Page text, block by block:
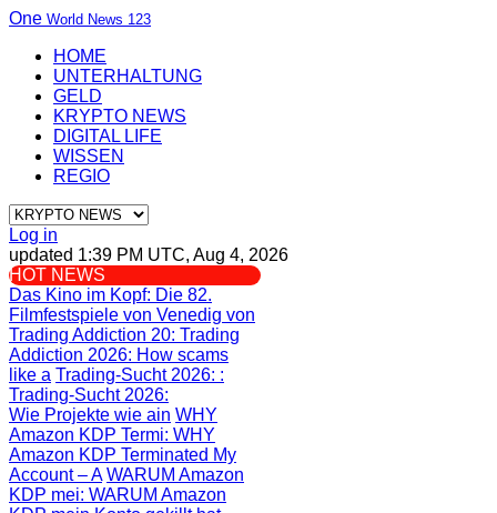
One World News 123
HOME
UNTERHALTUNG
GELD
KRYPTO NEWS
DIGITAL LIFE
WISSEN
REGIO
Log in
updated 1:39 PM UTC, Aug 4, 2026
HOT NEWS
Das Kino im Kopf: Die 82.
Filmfestspiele von Venedig von
Trading Addiction 20: Trading
Addiction 2026: How scams
like a Trading-Sucht 2026: :
Trading-Sucht 2026:
Wie Projekte wie ain WHY
Amazon KDP Termi: WHY
Amazon KDP Terminated My
Account – A WARUM Amazon
KDP mei: WARUM Amazon